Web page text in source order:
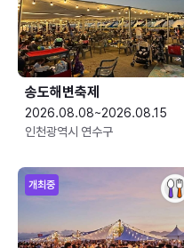
송도해변축제
2026.08.08~2026.08.15
인천광역시 연수구
개최중